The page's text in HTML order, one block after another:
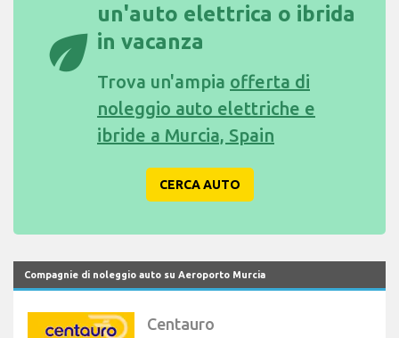
eco
un'auto elettrica o ibrida
in vacanza
Trova un'ampia offerta di
noleggio auto elettriche e
ibride a Murcia, Spain
CERCA AUTO
Compagnie di noleggio auto su Aeroporto Murcia
Centauro